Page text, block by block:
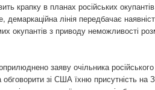
крапку в планах російських
демаркаційна лінія передбачає
окупантів з приводу неможливості
заяву очільника
зі США їхню присутність на